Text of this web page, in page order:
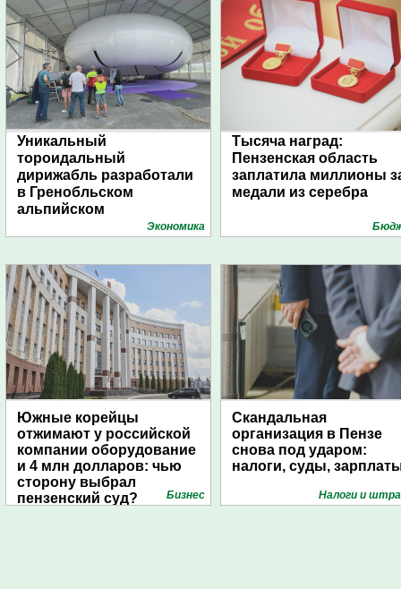
Уникальный
тороидальный
дирижабль разработали
в Гренобльском
альпийском
Экономика
Тысяча наград:
Пензенская область
заплатила миллионы
медали из серебра
Южные корейцы
отжимают у российской
компании оборудование
и 4 млн долларов: чью
сторону выбрал
пензенский суд?
Бизнес
Скандальная
организация в Пензе
снова под ударом:
налоги, суды,
Налоги и